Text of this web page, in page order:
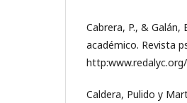
Cabrera, P., &
académico. Revista
Caldera, Pulido y